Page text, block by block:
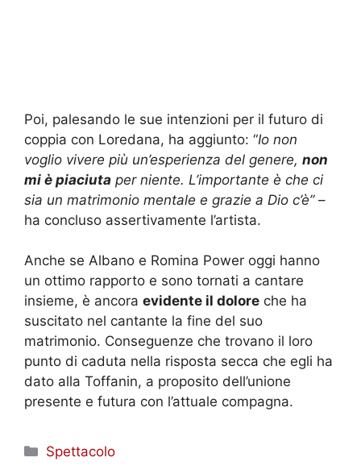
Poi, palesando le sue intenzioni per il futuro di
coppia con Loredana, ha aggiunto: “Io non
voglio vivere più un’esperienza del genere, non
mi è piaciuta per niente. L’importante è che ci
sia un matrimonio mentale e grazie a Dio c’è”–
ha concluso assertivamente l’artista.
Anche se Albano e Romina Power oggi hanno
un ottimo rapporto e sono tornati a cantare
insieme, è ancora evidente il dolore che ha
suscitato nel cantante la fine del suo
matrimonio. Conseguenze che trovano il loro
punto di caduta nella risposta secca che egli ha
dato alla Toffanin, a proposito dell’unione
presente e futura con l’attuale compagna.
Categorie
Spettacolo